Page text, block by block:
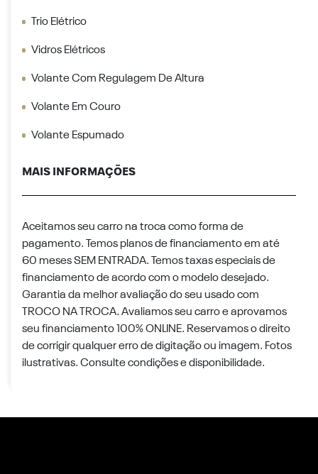
Trio Elétrico
Vidros Elétricos
Volante Com Regulagem De Altura
Volante Em Couro
Volante Espumado
MAIS INFORMAÇÕES
Aceitamos seu carro na troca como forma de
pagamento. Temos planos de financiamento em até
60 meses SEM ENTRADA. Temos taxas especiais de
financiamento de acordo com o modelo desejado.
Garantia da melhor avaliação do seu usado com
TROCO NA TROCA. Avaliamos seu carro e aprovamos
seu financiamento 100% ONLINE. Reservamos o direito
de corrigir qualquer erro de digitação ou imagem. Fotos
ilustrativas. Consulte condições e disponibilidade.